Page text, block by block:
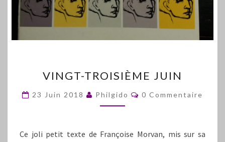
TROISIÈME
VINGT-TROISIÈME JUIN
23 Juin 2018 Philgido Commentaires
0 Commentaire
Ce joli petit texte de Françoise Morvan, mis sur sa